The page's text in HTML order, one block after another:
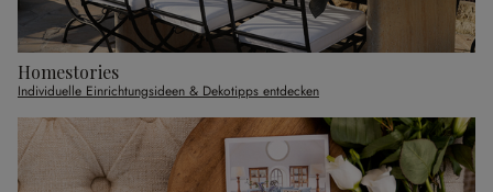
Homestories
Individuelle Einrichtungsideen & Dekotipps entdecken